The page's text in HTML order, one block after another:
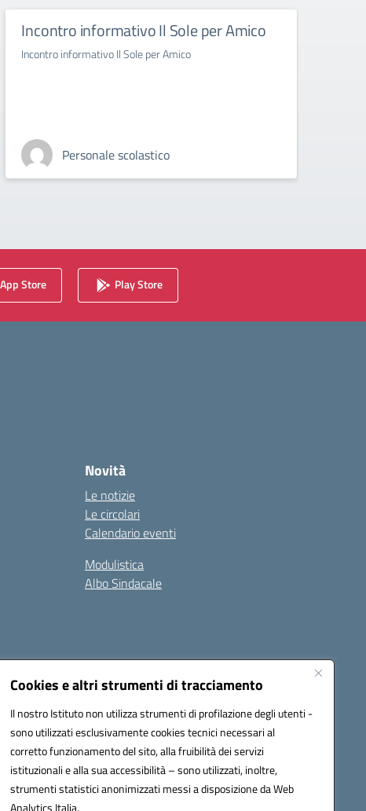
Cookies e altri strumenti di tracciamento
Il nostro Istituto non utilizza strumenti di profilazione degli utenti -
sono utilizzati esclusivamente cookies tecnici necessari al
corretto funzionamento del sito, alla fruibilità dei servizi
istituzionali e alla sua accessibilità – sono utilizzati, inoltre,
strumenti statistici anonimizzati messi a disposizione da Web
Analytics Italia.
Incontro informativo Il Sole per Amico
Incontro informativo Il Sole per Amico
Personale scolastico
App Store Play Store
Novità
Le notizie
Le circolari
Calendario eventi
Modulistica
Albo Sindacale